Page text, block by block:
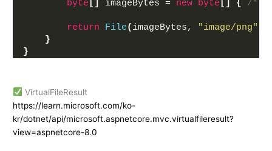
byte [] imageBytes = new byte [] { /* ...
return File( imageBytes, "image/png"
}
}
VirtualFileResult
https://learn.microsoft.com/ko-
kr/dotnet/api/microsoft.aspnetcore.mvc.virtualfileresult?
view=aspnetcore-8.0